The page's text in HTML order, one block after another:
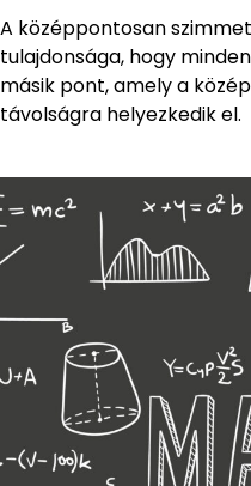
A középpontosan
tulajdonsága, hogy
másik pont, amely a
távolságra helyezkedik el.